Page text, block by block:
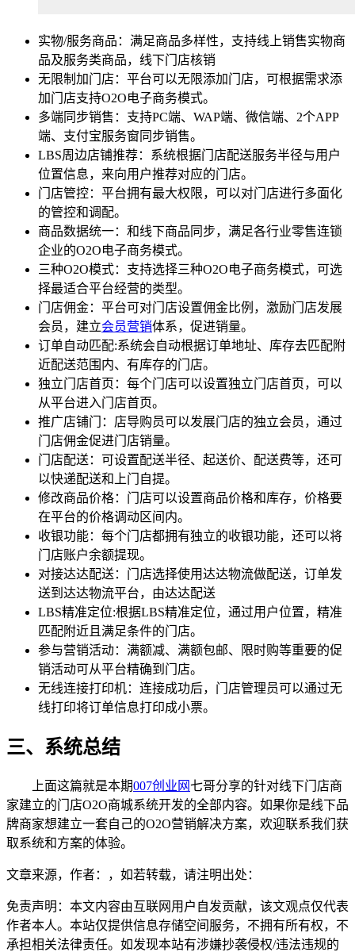
实物/服务商品：满足商品多样性，支持线上销售实物商
品及服务类商品，线下门店核销
无限制加门店：平台可以无限添加门店，可根据需求添
加门店支持O2O电子商务模式。
多端同步销售：支持PC端、WAP端、微信端、2个APP
端、支付宝服务窗同步销售。
LBS周边店铺推荐：系统根据门店配送服务半径与用户
位置信息，来向用户推荐对应的门店。
门店管控：平台拥有最大权限，可以对门店进行多面化
的管控和调配。
商品数据统一：和线下商品同步，满足各行业零售连锁
企业的O2O电子商务模式。
三种O2O模式：支持选择三种O2O电子商务模式，可选
择最适合平台经营的类型。
门店佣金：平台可对门店设置佣金比例，激励门店发展
会员，建立会员营销体系，促进销量。
订单自动匹配:系统会自动根据订单地址、库存去匹配附
近配送范围内、有库存的门店。
独立门店首页：每个门店可以设置独立门店首页，可以
从平台进入门店首页。
推广店铺门：店导购员可以发展门店的独立会员，通过
门店佣金促进门店销量。
门店配送：可设置配送半径、起送价、配送费等，还可
以快递配送和上门自提。
修改商品价格：门店可以设置商品价格和库存，价格要
在平台的价格调动区间内。
收银功能：每个门店都拥有独立的收银功能，还可以将
门店账户余额提现。
对接达达配送：门店选择使用达达物流做配送，订单发
送到达达物流平台，由达达配送
LBS精准定位:根据LBS精准定位，通过用户位置，精准
匹配附近且满足条件的门店。
参与营销活动：满额减、满额包邮、限时购等重要的促
销活动可从平台精确到门店。
无线连接打印机：连接成功后，门店管理员可以通过无
线打印将订单信息打印成小票。
三、系统总结
上面这篇就是本期007创业网七哥分享的针对线下门店商
家建立的门店O2O商城系统开发的全部内容。如果你是线下品
牌商家想建立一套自己的O2O营销解决方案，欢迎联系我们获
取系统和方案的体验。
文章来源，作者：，如若转载，请注明出处：
免责声明：本文内容由互联网用户自发贡献，该文观点仅代表
作者本人。本站仅提供信息存储空间服务，不拥有所有权，不
承担相关法律责任。如发现本站有涉嫌抄袭侵权/违法违规的